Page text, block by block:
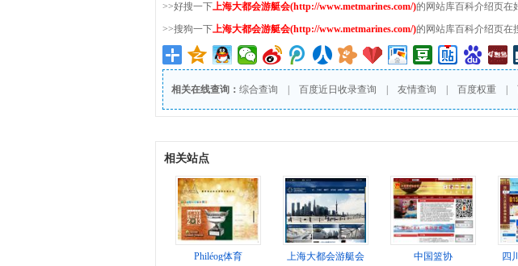
>>好搜一下上海大都会游艇会(http://www.metmarines.com/)的网站库百科介绍页在
>>搜狗一下上海大都会游艇会(http://www.metmarines.com/)的网站库百科介绍页在
相关在线查询： 综合查询 百度近日收录查询 友情查询 百度权重
相关站点
Philéog体育 上海大都会游艇会 中国篮协 四